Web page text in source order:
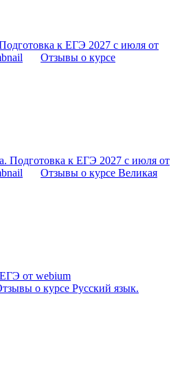
к ЕГЭ 2027 с июля от
Отзывы о курсе
Подготовка к ЕГЭ 2027 с июля от
Отзывы о курсе Великая
ЕГЭ от webium
о курсе Русский язык.